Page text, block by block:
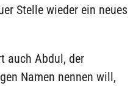
Stelle wieder ein neues
auch Abdul, der
Namen nennen will,